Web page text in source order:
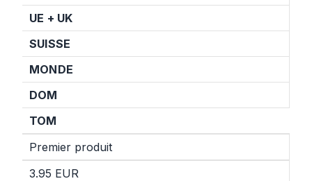
UE + UK
SUISSE
MONDE
DOM
TOM
Premier produit
3.95 EUR